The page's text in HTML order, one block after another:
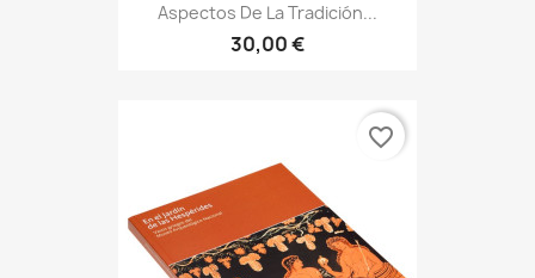
Aspectos De La Tradición...
30,00 €
favorite_border